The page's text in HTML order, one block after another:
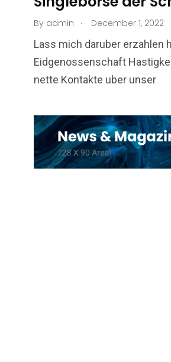
By admin . December 1, 2022
Lass mich daruber erzahlen
Eidgenossenschaft
nette Kontakte uber unser